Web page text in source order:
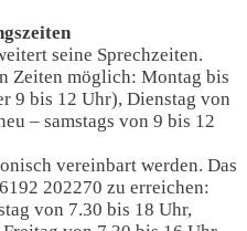
seine Sprechzeiten.
Zeiten möglich: Montag bis
9 bis 12 Uhr), Dienstag von
– samstags von 9 bis 12
vereinbart werden. Das
202270 zu erreichen:
von 7.30 bis 18 Uhr,